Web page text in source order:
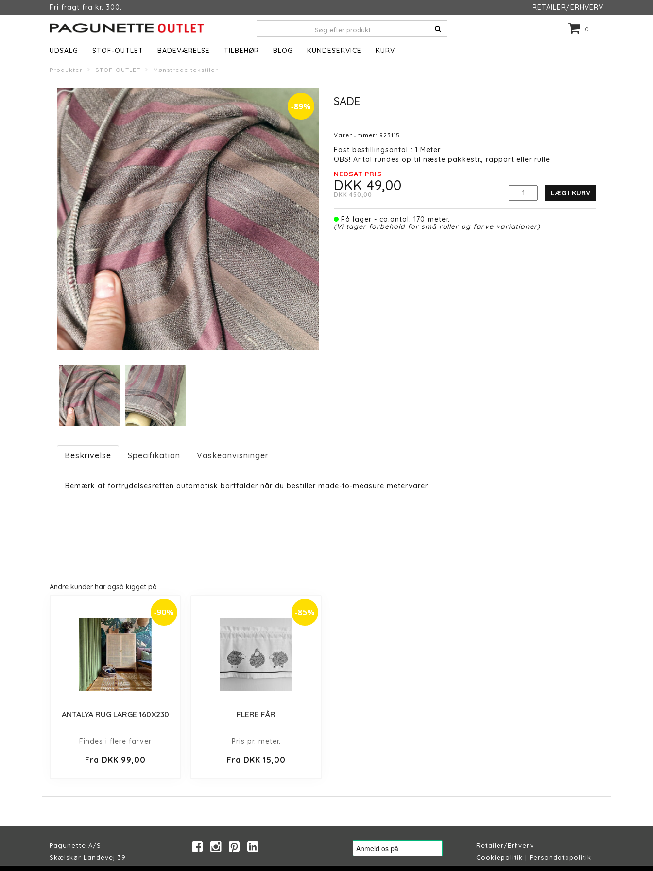
Fri fragt fra kr. 300. RETAILER/ERHVERV
0
UDSALG STOF-OUTLET BADEVÆRELSE TILBEHØR BLOG KUNDESERVICE KURV
Produkter STOF-OUTLET Mønstrede tekstiler
-89% SADE
Varenummer: 923115
Fast bestillingsantal : 1 Meter
OBS! Antal rundes op til næste pakkestr., rapport eller rulle
NEDSAT PRIS
DKK 49,00
DKK 450,00 LÆG I KURV
På lager - ca.antal: 170 meter.
(Vi tager forbehold for små ruller og farve variationer)
Beskrivelse Specifikation Vaskeanvisninger
Bemærk at fortrydelsesretten automatisk bortfalder når du bestiller made-to-measure metervarer.
Andre kunder har også kigget på
-90%
ANTALYA RUG LARGE 160X230
Findes i flere farver
Fra DKK 99,00
-85%
FLERE FÅR
Pris pr. meter.
Fra DKK 15,00
Pagunette A/S
Skælskør Landevej 39
Retailer/Erhverv
Cookiepolitik | Persondatapolitik